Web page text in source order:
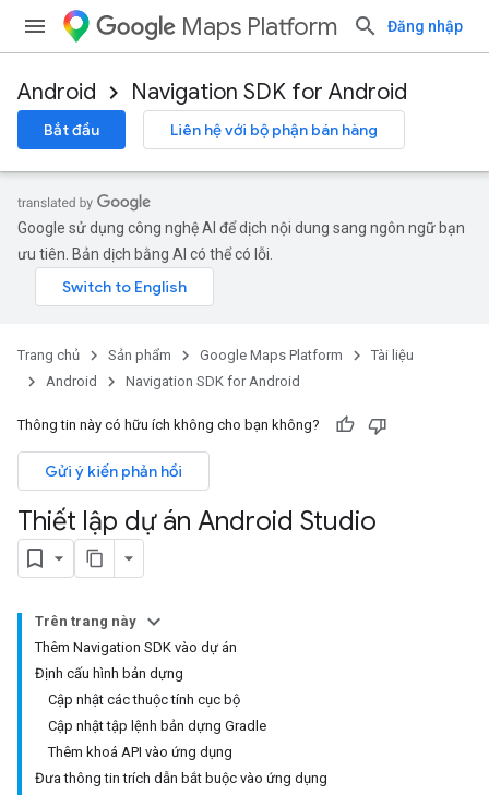
Maps Platform Đăng nhập
Android Navigation SDK for Android
Bắt đầu Liên hệ với bộ phận bán hàng
Google sử dụng công nghệ AI để dịch nội dung sang ngôn ngữ bạn
ưu tiên. Bản dịch bằng AI có thể có lỗi.
Trang chủ Sản phẩm Google Maps Platform
Tài liệu
Android
Navigation SDK for Android
Thông tin này có hữu ích không cho bạn không?
Gửi ý kiến phản hồi
Thiết lập dự án Android Studio
Trên trang này
Thêm Navigation SDK vào dự án
Định cấu hình bản dựng
Cập nhật các thuộc tính cục bộ
Cập nhật tập lệnh bản dựng Gradle
Thêm khoá API vào ứng dụng
Đưa thông tin trích dẫn bắt buộc vào ứng dụng